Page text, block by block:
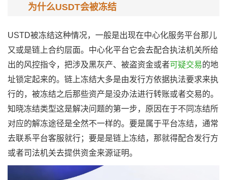
为什么USDT会被冻结
USTD被冻结这种情况，一般是出现在中心化服务平台那儿
又或是链上合约层面。中心化平台它会去配合执法机关所给
出的风控指令，把涉及黑灰产、被盗资金或者可疑交易的地
址锁定起来的。链上冻结大多是由发行方依据执法要求来执
行的，被冻结之后那些资产是没办法进行转账或者交易的。
知晓冻结类型这是解决问题的第一步，原因在于不同冻结所
对应的解冻途径是全然不一样的。要是属于平台冻结，通常
去联系平台客服就行；要是是链上冻结，那就得配合发行方
或者司法机关去提供资金来源证明。